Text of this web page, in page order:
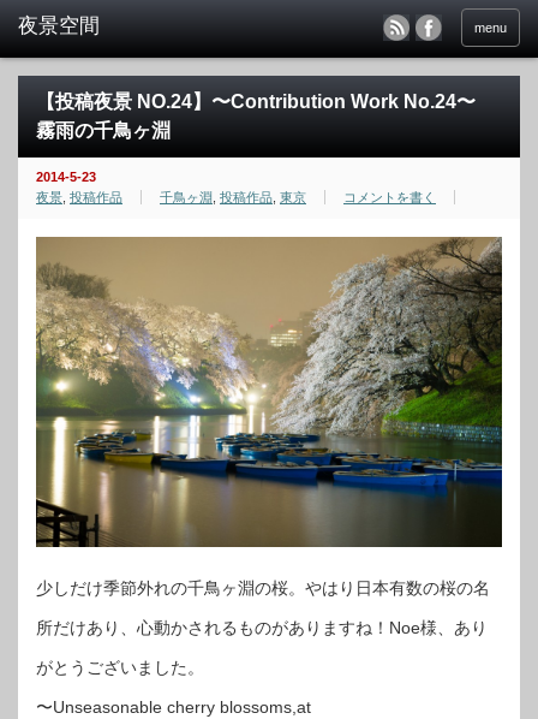
menu
【投稿夜景 NO.24】〜Contribution Work No.24〜
霧雨の千鳥ヶ淵
2014-5-23
夜景 投稿作品 千鳥ヶ淵 投稿作品 東京 コメントを書く
少しだけ季節外れの千鳥ヶ淵の桜。やはり日本有数の桜の名
所だけあり、心動かされるものがありますね！Noe様、あり
がとうございました。
〜Unseasonable cherry blossoms,at